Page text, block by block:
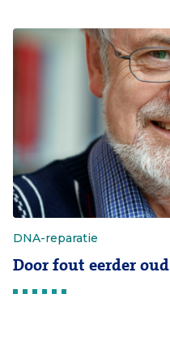
DNA-reparatie
Door fout eerder oud